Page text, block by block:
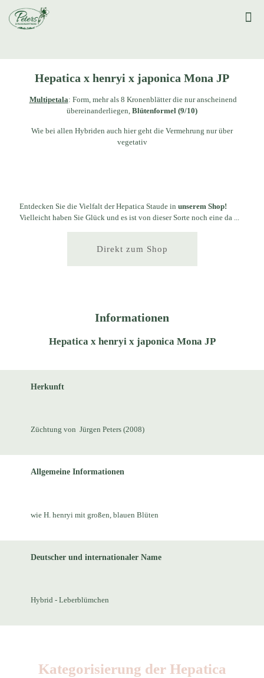
Hepatica x henryi x japonica Mona JP
Multipetala: Form, mehr als 8 Kronenblätter die nur anscheinend
übereinanderliegen, Blütenformel (9/10)
Wie bei allen Hybriden auch hier geht die Vermehrung nur über
vegetativ
Entdecken Sie die Vielfalt der Hepatica Staude in unserem Shop!
Vielleicht haben Sie Glück und es ist von dieser Sorte noch eine da ...
Direkt zum Shop
Informationen
Hepatica x henryi x japonica Mona JP
Herkunft
Züchtung von Jürgen Peters (2008)
Allgemeine Informationen
wie H. henryi mit großen, blauen Blüten
Deutscher und internationaler Name
Hybrid - Leberblümchen
Kategorisierung der Hepatica